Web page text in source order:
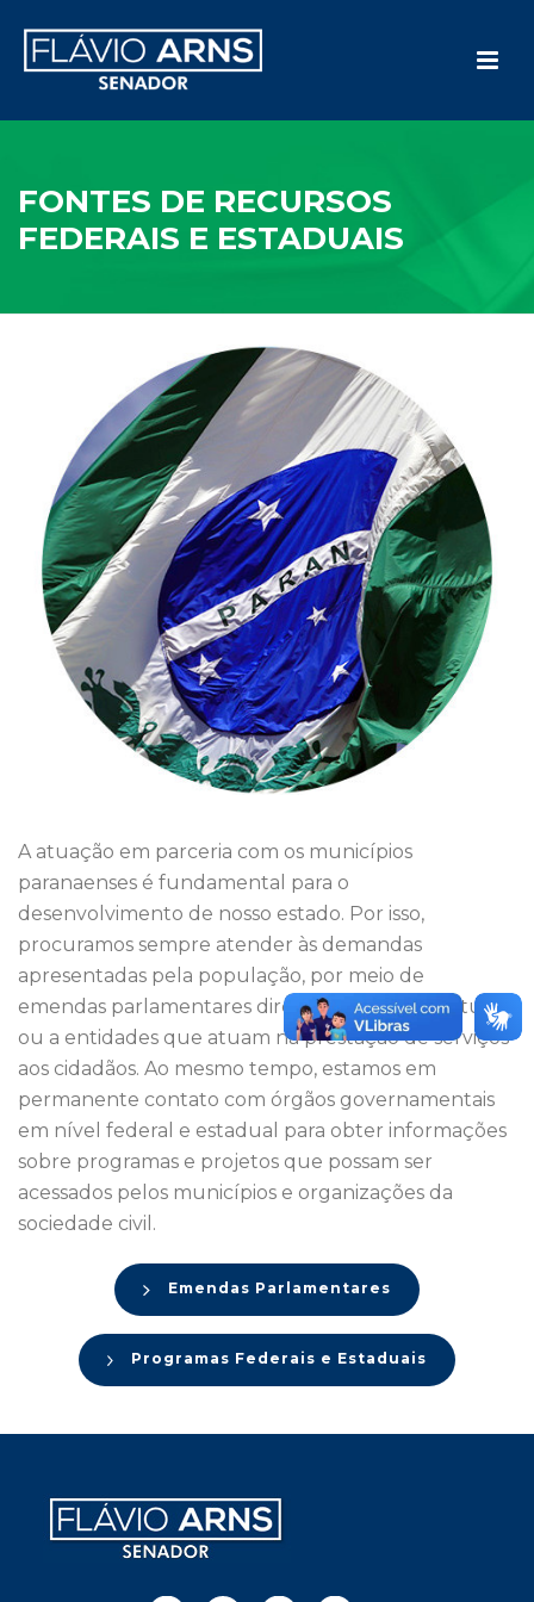
FONTES DE RECURSOS
FEDERAIS E ESTADUAIS
A atuação em parceria com os municípios
paranaenses é fundamental para o
desenvolvimento de nosso estado. Por isso,
procuramos sempre atender às demandas
apresentadas pela população, por meio de
emendas parlamentares direcionadas às prefeituras
ou a entidades que atuam na prestação de serviços
aos cidadãos. Ao mesmo tempo, estamos em
permanente contato com órgãos governamentais
em nível federal e estadual para obter informações
sobre programas e projetos que possam ser
acessados pelos municípios e organizações da
sociedade civil.
Emendas Parlamentares
Programas Federais e Estaduais